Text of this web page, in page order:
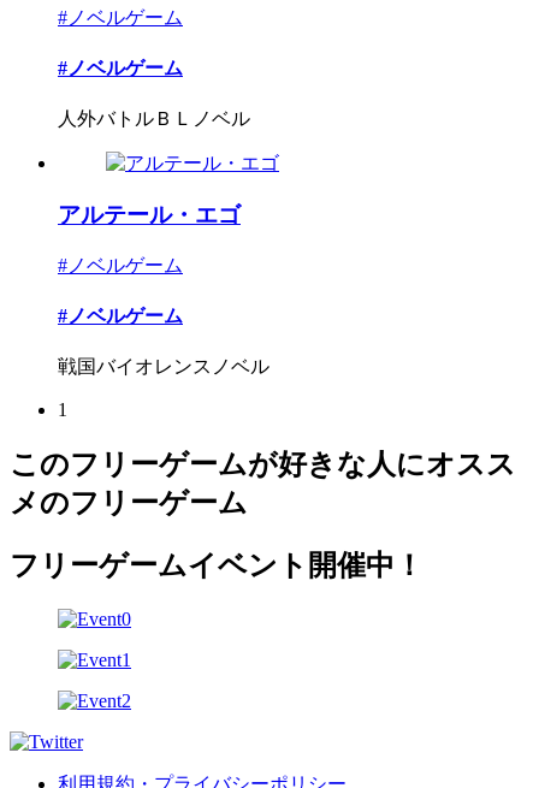
#ノベルゲーム
#ノベルゲーム
人外バトルＢＬノベル
アルテール・エゴ
#ノベルゲーム
#ノベルゲーム
戦国バイオレンスノベル
1
このフリーゲームが好きな人にオスス
メのフリーゲーム
フリーゲームイベント開催中！